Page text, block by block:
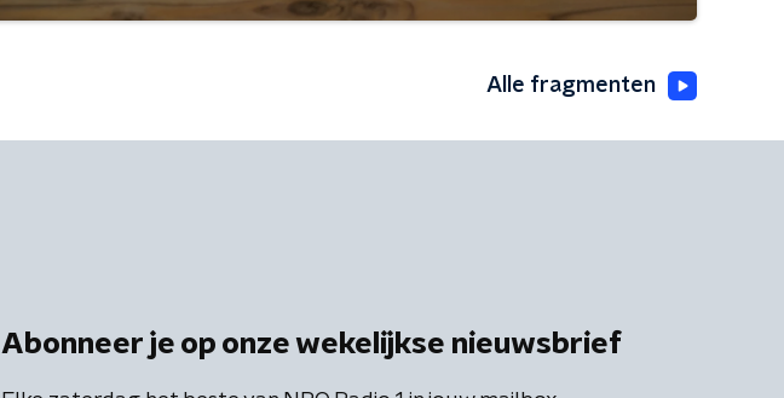
Alle fragmenten
Abonneer je op onze wekelijkse nieuwsbrief